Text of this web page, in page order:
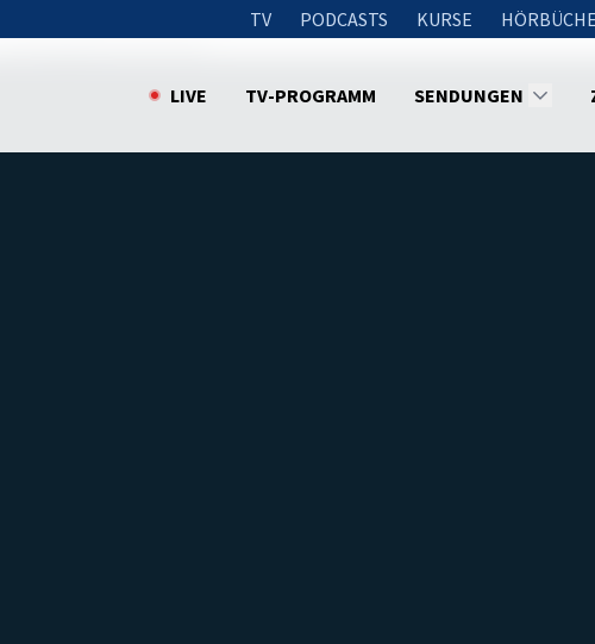
TV PODCASTS KURSE
LIVE TV-PROGRAMM SENDUNGEN